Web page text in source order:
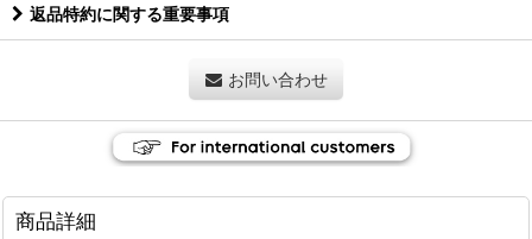
返品特約に関する重要事項
お問い合わせ
商品詳細